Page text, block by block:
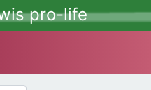
pro-life